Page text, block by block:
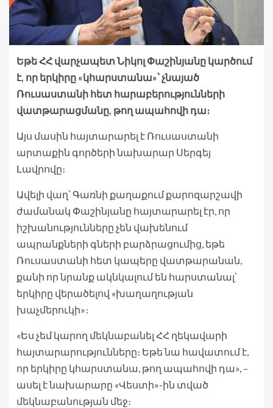
Եթե ​​ՀՀ վարչապետ Նիկոլ Փաշինյանը կարծում
է, որ երկիրը «կհարստանա»՝ չնայած
Ռուսաստանի հետ հարաբերությունների
վատթարացմանը, թող ապահովի դա։
Այս մասին հայտարարել է Ռուսաստանի
արտաքին գործերի նախարար Սերգեյ
Լավրովը։
Ավելի վաղ՝ Գառնի քաղաքում քարոզարշավի
ժամանակ Փաշինյանը հայտարարել էր, որ
իշխանությունները չեն վախենում
ապրանքների գների բարձրացումից, եթե
Ռուսաստանի հետ կապերը վատթարանան,
քանի որ նրանք ակնկալում են հարստանալ՝
երկիրը վերածելով «խաղաղության
խաչմերուկի»։
«Ես չեմ կարող մեկնաբանել ՀՀ ղեկավարի
հայտարարությունները։ Եթե նա հավատում է,
որ երկիրը կհարստանա, թող ապահովի դա», –
ասել է նախարարը «Վեստի»-ին տված
մեկնաբանության մեջ։